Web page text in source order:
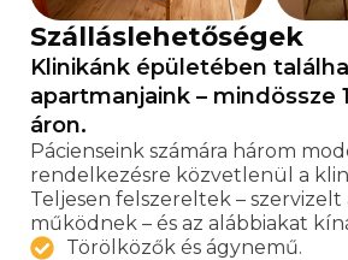
Szálláslehetőségek
Klinikánk épületében
apartmanjaink – mindössze
áron.
Pácienseink számára három
rendelkezésre közvetlenül a
Teljesen felszereltek –
működnek – és az alábbiakat
Törölközők és ágynemű.